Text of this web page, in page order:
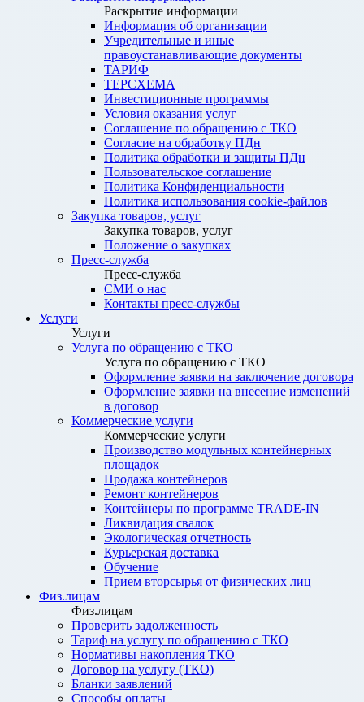
Раскрытие информации
Информация об организации
Учредительные и иные
правоустанавливающие документы
ТАРИФ
ТЕРСХЕМА
Инвестиционные программы
Условия оказания услуг
Соглашение по обращению с ТКО
Согласие на обработку ПДн
Политика обработки и защиты ПДн
Пользовательское соглашение
Политика Конфиденциальности
Политика использования cookie-файлов
Закупка товаров, услуг
Закупка товаров, услуг
Положение о закупках
Пресс-служба
Пресс-служба
СМИ о нас
Контакты пресс-службы
Услуги
Услуги
Услуга по обращению с ТКО
Услуга по обращению с ТКО
Оформление заявки на заключение договора
Оформление заявки на внесение изменений
в договор
Коммерческие услуги
Коммерческие услуги
Производство модульных контейнерных
площадок
Продажа контейнеров
Ремонт контейнеров
Контейнеры по программе TRADE-IN
Ликвидация свалок
Экологическая отчетность
Курьерская доставка
Обучение
Прием вторсырья от физических лиц
Физ.лицам
Физ.лицам
Проверить задолженность
Тариф на услугу по обращению с ТКО
Нормативы накопления ТКО
Договор на услугу (ТКО)
Бланки заявлений
Способы оплаты